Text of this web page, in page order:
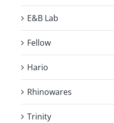
E&B Lab
Fellow
Hario
Rhinowares
Trinity